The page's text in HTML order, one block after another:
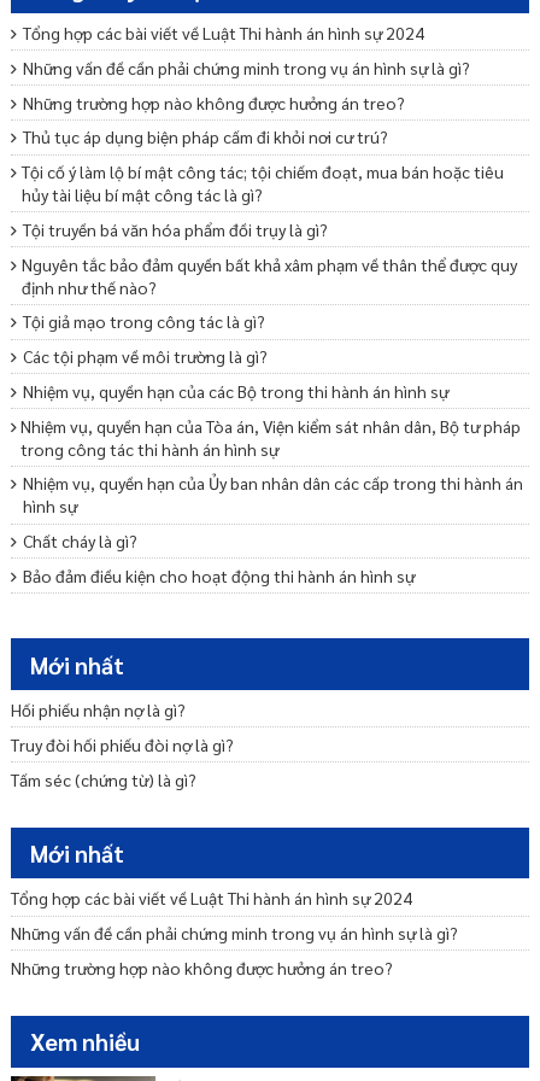
Tổng hợp các bài viết về Luật Thi hành án hình sự 2024
Những vấn đề cần phải chứng minh trong vụ án hình sự là gì?
Những trường hợp nào không được hưởng án treo?
Thủ tục áp dụng biện pháp cấm đi khỏi nơi cư trú?
Tội cố ý làm lộ bí mật công tác; tội chiếm đoạt, mua bán hoặc tiêu
hủy tài liệu bí mật công tác là gì?
Tội truyền bá văn hóa phẩm đồi trụy là gì?
Nguyên tắc bảo đảm quyền bất khả xâm phạm về thân thể được quy
định như thế nào?
Tội giả mạo trong công tác là gì?
Các tội phạm về môi trường là gì?
Nhiệm vụ, quyền hạn của các Bộ trong thi hành án hình sự
Nhiệm vụ, quyền hạn của Tòa án, Viện kiểm sát nhân dân, Bộ tư pháp
trong công tác thi hành án hình sự
Nhiệm vụ, quyền hạn của Ủy ban nhân dân các cấp trong thi hành án
hình sự
Chất cháy là gì?
Bảo đảm điều kiện cho hoạt động thi hành án hình sự
Trình tự, thủ tục khiếu nại lần hai trong thi hành án hình sự
Thẩm quyền và thời hạn giải quyết tố cáo
Thủ tục thăm gặp, tiếp xúc lãnh sự
Chế độ liên lạc của phạm nhân
Mới nhất
Hối phiếu nhận nợ là gì?
Truy đòi hối phiếu đòi nợ là gì?
Tấm séc (chứng từ) là gì?
Mới nhất
Tổng hợp các bài viết về Luật Thi hành án hình sự 2024
Những vấn đề cần phải chứng minh trong vụ án hình sự là gì?
Những trường hợp nào không được hưởng án treo?
Xem nhiều